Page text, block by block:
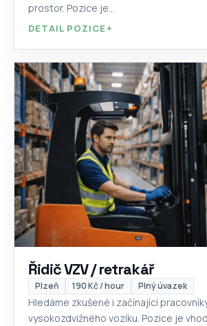
prostor. Pozice je...
DETAIL POZICE +
Řidič VZV / retrakář
Plzeň 190 Kč / hour Plný úvazek
Hledáme zkušené i začínající
vysokozdvižného vozíku. Pozice je